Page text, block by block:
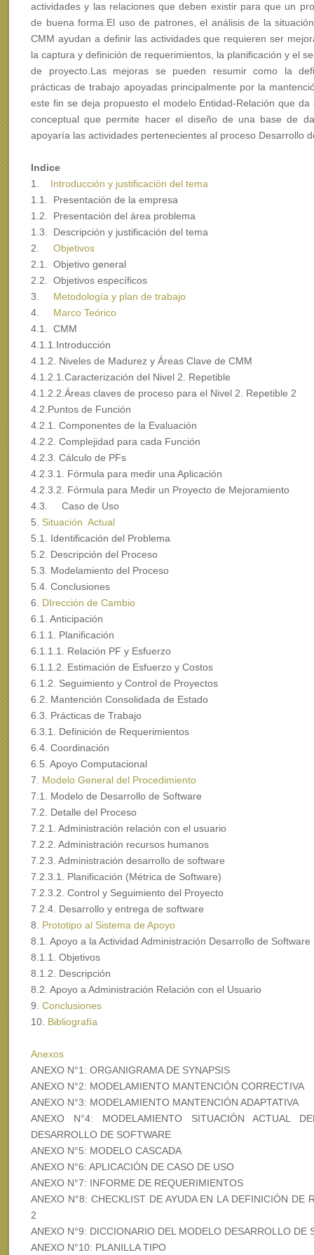
actividades y las relaciones que deben existir para que un
de buena forma.El uso de patrones, el análisis de la
CMM ayudan a definir las actividades que requieren ser
la captura y definición de requerimientos, la planificación y el
de proyecto.Las mejoras se pueden resumir como la
prácticas de trabajo apoyadas principalmente por la
este fin se deja propuesto el modelo Entidad-Relación que
conceptual que permite hacer el diseño de una base de
apoyaría las actividades pertenecientes al proceso Desarrollo
Indice
1. Introducción y justificación del tema
1.1. Presentación de la empresa
1.2. Presentación del área problema
1.3. Descripción y justificación del tema
2. Objetivos
2.1. Objetivo general
2.2. Objetivos específicos
3. Metodología y plan de trabajo
4. Marco Teórico
4.1. CMM
4.1.1.Introducción
4.1.2. Niveles de Madurez y Áreas Clave de CMM
4.1.2.1.Caracterización del Nivel 2. Repetible
4.1.2.2.Áreas claves de proceso para el Nivel 2. Repetible 2
4.2.Puntos de Función
4.2.1. Componentes de la Evaluación
4.2.2. Complejidad para cada Función
4.2.3. Cálculo de PFs
4.2.3.1. Fórmula para medir una Aplicación
4.2.3.2. Fórmula para Medir un Proyecto de Mejoramiento
4.3. Caso de Uso
5. Situación Actual
5.1. Identificación del Problema
5.2. Descripción del Proceso
5.3. Modelamiento del Proceso
5.4. Conclusiones
6. DIrección de Cambio
6.1. Anticipación
6.1.1. Planificación
6.1.1.1. Relación PF y Esfuerzo
6.1.1.2. Estimación de Esfuerzo y Costos
6.1.2. Seguimiento y Control de Proyectos
6.2. Mantención Consolidada de Estado
6.3. Prácticas de Trabajo
6.3.1. Definición de Requerimientos
6.4. Coordinación
6.5. Apoyo Computacional
7. Modelo General del Procedimiento
7.1. Modelo de Desarrollo de Software
7.2. Detalle del Proceso
7.2.1. Administración relación con el usuario
7.2.2. Administración recursos humanos
7.2.3. Administración desarrollo de software
7.2.3.1. Planificación (Métrica de Software)
7.2.3.2. Control y Seguimiento del Proyecto
7.2.4. Desarrollo y entrega de software
8.
Prototipo al Sistema de Apoyo
8.1. Apoyo a la Actividad Administración Desarrollo de Software
8.1.1. Objetivos
8.1.2. Descripción
8.2. Apoyo a Administración Relación con el Usuario
9. Conclusiones
10. Bibliografía
Anexos
ANEXO N°1: ORGANIGRAMA DE SYNAPSIS
ANEXO N°2: MODELAMIENTO MANTENCIÓN CORRECTIVA
ANEXO N°3: MODELAMIENTO MANTENCIÓN ADAPTATIVA
ANEXO N°4: MODELAMIENTO SITUACIÓN ACTUAL
DESARROLLO DE SOFTWARE
ANEXO N°5: MODELO CASCADA
ANEXO N°6: APLICACIÓN DE CASO DE USO
ANEXO N°7: INFORME DE REQUERIMIENTOS
ANEXO N°8: CHECKLIST DE AYUDA EN LA DEFINICIÓN DE
2
ANEXO N°9: DICCIONARIO DEL MODELO DESARROLLO DE
ANEXO N°10: PLANILLA TIPO